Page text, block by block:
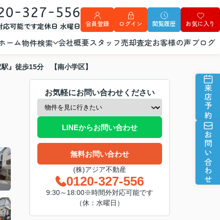
327-556
応可能です定休日 水曜日 会員登録 ログイン 閲覧履歴 お気に入り
ーム物件検索 会社概要スタッフ売却査定お客様の声ブログ
来店予約
お問い合わせ
』徒歩15分 【南小学区】
お気軽にお問い合わせください
LINEからお問い合わせ
無料お問い合わせ
(株)アジア不動産
0120-327-556
9:30～18:00※時間外対応可能です
（休：水曜日）